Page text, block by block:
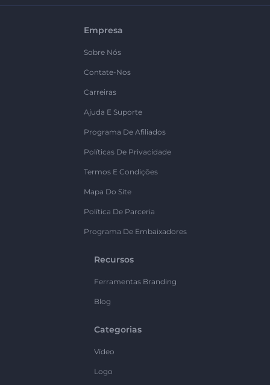
Empresa
Sobre Nós
Contate-Nos
Carreiras
Ajuda E Suporte
Programa De Afiliados
Políticas De Privacidade
Termos E Condições
Mapa Do Site
Política De Parceria
Programa De Embaixadores
Recursos
Ferramentas Branding
Blog
Categorias
Vídeo
Logo